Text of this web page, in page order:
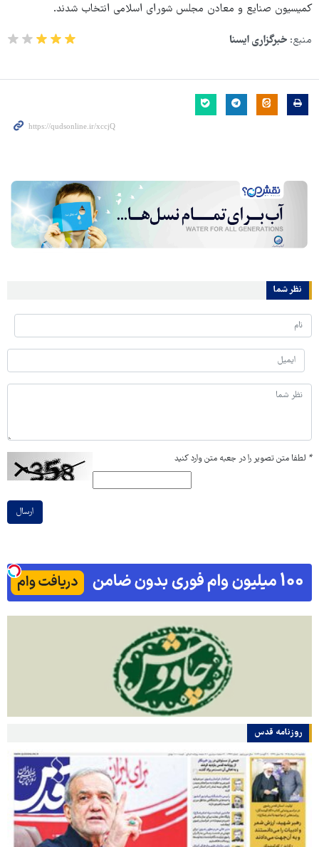
کمیسیون صنایع و معادن مجلس شورای اسلامی انتخاب شدند.
منبع: خبرگزاری ایسنا
نظر شما
* لطفا متن تصویر را در جعبه متن وارد کنید
ارسال
روزنامه قدس